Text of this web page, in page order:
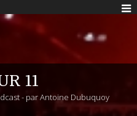
11
- par Antoine Dubuquoy